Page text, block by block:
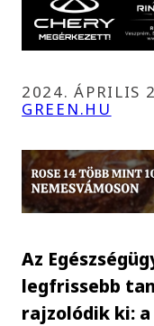
2024. ÁPRILIS
GREEN.HU
Az
legfrissebb
rajzolódik ki: